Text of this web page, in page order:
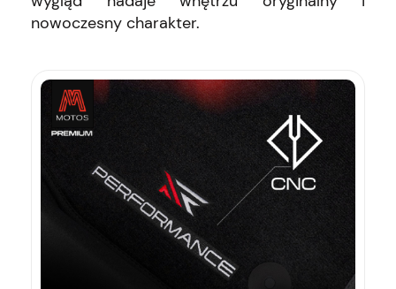
nowoczesny charakter.